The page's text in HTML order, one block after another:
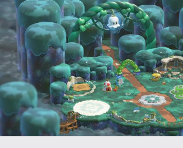
Nem mondom, hogy a készítők nem
tettek meg mindent a Bellabel Park
érdekessé tételéhez, de nekem még